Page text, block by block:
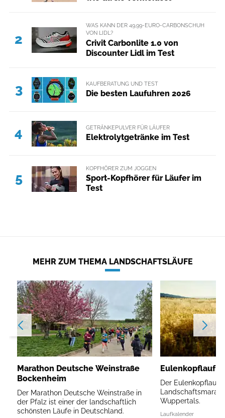
2
WAS KANN DER 49,99-EURO-CARBONSCHUH
VON LIDL?
Crivit Carbonlite 1.0 von
Discounter Lidl im Test
3 KAUFBERATUNG UND TEST
Die besten Laufuhren 2026
4 GETRÄNKEPULVER FÜR LÄUFER
Elektrolytgetränke im Test
5
KOPFHÖRER ZUM JOGGEN
Sport-Kopfhörer für Läufer im
Test
MEHR ZUM THEMA LANDSCHAFTSLÄUFE
Marathon Deutsche Weinstraße
Bockenheim
Der Marathon Deutsche Weinstraße in
der Pfalz ist einer der landschaftlich
schönsten Läufe in Deutschland.
Eulenkopflauf
Der Eulenkopflauf
Wuppertals.
Laufkalender